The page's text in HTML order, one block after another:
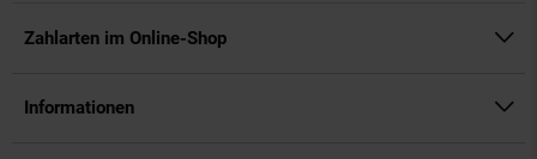
Zahlarten im Online-Shop
Informationen